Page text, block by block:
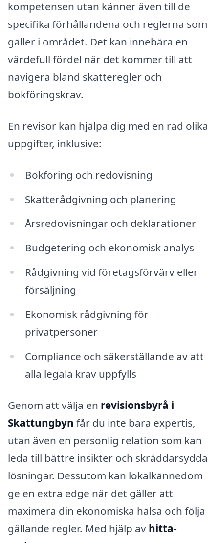
kompetensen utan känner även till de
specifika förhållandena och reglerna som
gäller i området. Det kan innebära en
värdefull fördel när det kommer till att
navigera bland skatteregler och
bokföringskrav.
En revisor kan hjälpa dig med en rad olika
uppgifter, inklusive:
Bokföring och redovisning
Skatterådgivning och planering
Årsredovisningar och deklarationer
Budgetering och ekonomisk analys
Rådgivning vid företagsförvärv eller
försäljning
Ekonomisk rådgivning för
privatpersoner
Compliance och säkerställande av att
alla legala krav uppfylls
Genom att välja en revisionsbyrå i
Skattungbyn får du inte bara expertis,
utan även en personlig relation som kan
leda till bättre insikter och skräddarsydda
lösningar. Dessutom kan lokalkännedom
ge en extra edge när det gäller att
maximera din ekonomiska hälsa och följa
gällande regler. Med hjälp av hitta-